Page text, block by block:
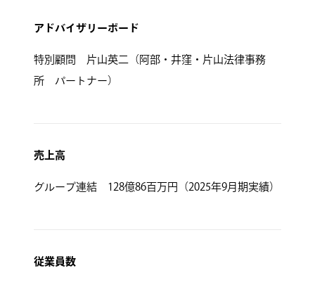
アドバイザリーボード
特別顧問 片山英二（阿部・井窪・片山法律事務
所 パートナー）
売上高
グループ連結 128億86百万円（2025年9月期実績）
従業員数